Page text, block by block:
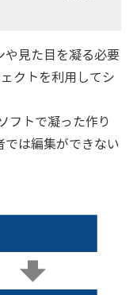
や見た目を凝る必要
クトを利用してシ
トで凝った作り
では編集ができない